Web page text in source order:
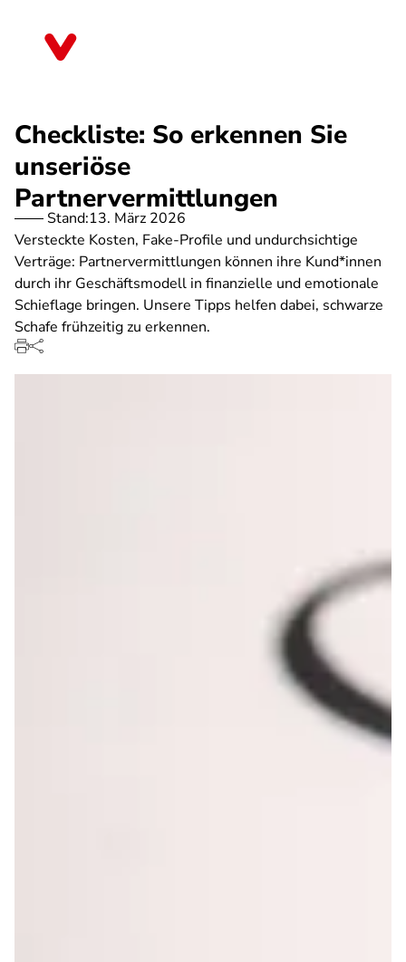
Checkliste: So erkennen Sie
unseriöse
Partnervermittlungen
Stand:13. März 2026
Versteckte Kosten, Fake-Profile und undurchsichtige
Verträge: Partnervermittlungen können ihre Kund*innen
durch ihr Geschäftsmodell in finanzielle und emotionale
Schieflage bringen. Unsere Tipps helfen dabei, schwarze
Schafe frühzeitig zu erkennen.